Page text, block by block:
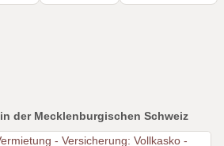
in der Mecklenburgischen Schweiz